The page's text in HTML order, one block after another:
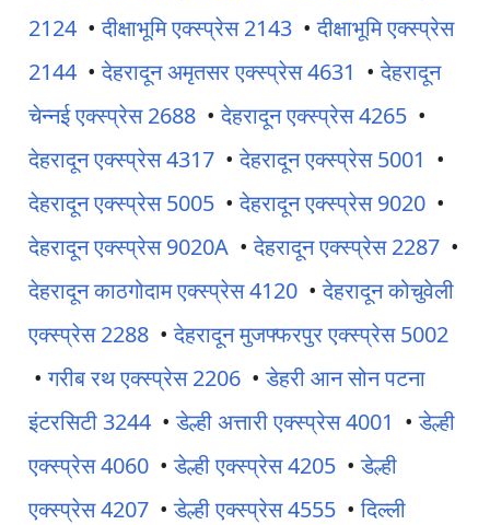
2124 •दीक्षाभूमि एक्स्प्रेस 2143 •दीक्षाभूमि एक्स्प्रेस
2144 •देहरादून अमृतसर एक्स्प्रेस 4631 •देहरादून
चेन्नई एक्स्प्रेस 2688 •देहरादून एक्स्प्रेस 4265 •
देहरादून एक्स्प्रेस 4317 •देहरादून एक्स्प्रेस 5001 •
देहरादून एक्स्प्रेस 5005 •देहरादून एक्स्प्रेस 9020 •
देहरादून एक्स्प्रेस 9020A •देहरादून एक्स्प्रेस 2287 •
देहरादून काठगोदाम एक्स्प्रेस 4120 •देहरादून कोचुवेली
एक्स्प्रेस 2288 •देहरादून मुजफ्फरपुर एक्स्प्रेस 5002
•गरीब रथ एक्स्प्रेस 2206 •डेहरी आन सोन पटना
इंटरसिटी 3244 •डेल्ही अत्तारी एक्स्प्रेस 4001 •डेल्ही
एक्स्प्रेस 4060 •डेल्ही एक्स्प्रेस 4205 •डेल्ही
एक्स्प्रेस 4207 •डेल्ही एक्स्प्रेस 4555 •दिल्ली